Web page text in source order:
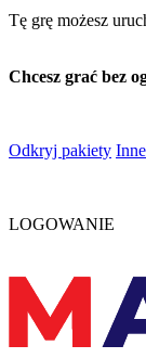
Tę grę możesz
Chcesz grać bez
Odkryj pakiety
LOGOWANIE